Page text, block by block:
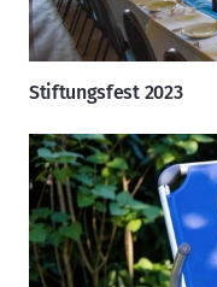
Stiftungsfest 2023